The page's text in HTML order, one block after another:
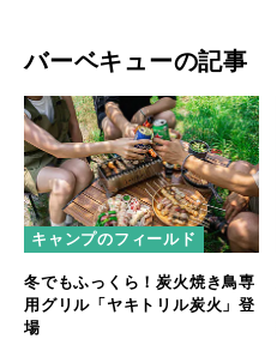
バーベキューの記事
キャンプのフィールド
冬でもふっくら！炭火焼き鳥専
用グリル「ヤキトリル炭火」登
場